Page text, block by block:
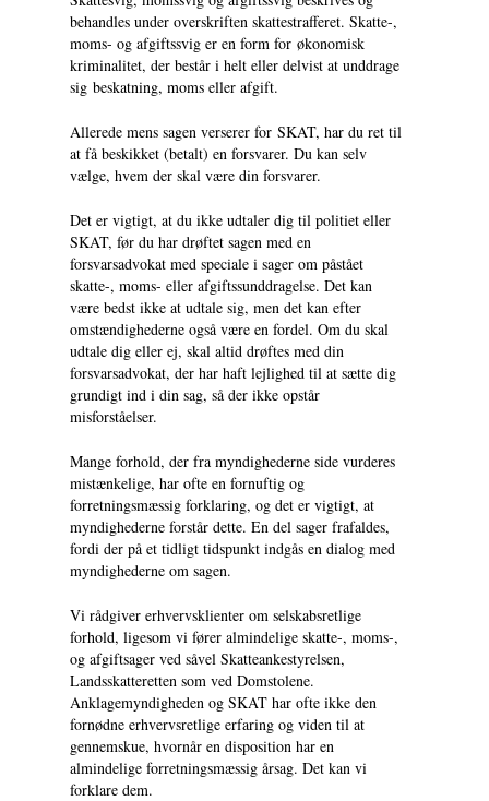
behandles under overskriften skattestrafferet. Skatte-,
moms- og afgiftssvig er en form forøkonomisk
kriminalitet, der består i helt eller delvist at unddrage
sigbeskatning, moms eller afgift.
Allerede mens sagen verserer for SKAT, har du ret til
at få beskikket (betalt) en forsvarer. Du kan selv
vælge, hvem der skal være din forsvarer.
Det er vigtigt, at du ikke udtaler dig til politiet eller
SKAT, før du har drøftet sagen med en
forsvarsadvokat med speciale i sager om påstået
skatte-, moms- eller afgiftssunddragelse. Det kan
være bedst ikke at udtale sig, men det kan efter
omstændighederne også være en fordel. Om du skal
udtale dig eller ej, skal altid drøftes med din
forsvarsadvokat, der har haft lejlighed til at sætte dig
grundigt ind i din sag, så der ikke opstår
misforståelser.
Mange forhold, der fra myndighederne side vurderes
mistænkelige, har ofte en fornuftig og
forretningsmæssig forklaring, og det er vigtigt, at
myndighederne forstår dette. En del sager frafaldes,
fordi der på et tidligt tidspunkt indgås en dialog med
myndighederne om sagen.
Vi rådgiver erhvervsklienter om selskabsretlige
forhold, ligesom vi fører almindelige skatte-, moms-,
og afgiftsager ved såvel Skatteankestyrelsen,
Landsskatteretten som ved Domstolene.
Anklagemyndigheden og SKAT har ofte ikke den
fornødne erhvervsretlige erfaring og viden til at
gennemskue, hvornår en disposition har en
almindelige forretningsmæssig årsag. Det kan vi
forklare dem.